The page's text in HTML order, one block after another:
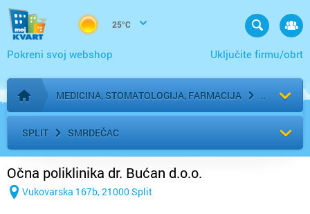
25°C
Uključite firmu/obrt
Pokreni svoj webshop
Početna stranica
MEDICINA, STOMATOLOGIJA, FARMACIJA
SPLIT SMRDEČAC
Očna poliklinika dr. Bućan d.o.o.
Vukovarska 167b, 21000 Split